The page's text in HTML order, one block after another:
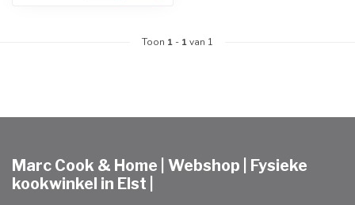
Toon 1 - 1van 1
Marc Cook & Home | Webshop | Fysieke
kookwinkel in Elst |